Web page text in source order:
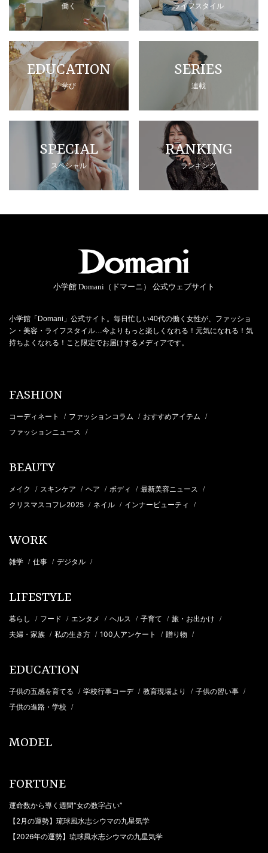
働く ライフスタイル
EDUCATION
学び
SERIES
連載
SPECIAL
スペシャル
RANKING
ランキング
小学館 Domani（ドマーニ） 公式ウェブサイト
小学館「Domani」公式サイト。毎日忙しい40代の働く女性が、ファッショ
ン・美容・ライフスタイル…今よりもっと楽しくなれる！元気になれる！気
持ちよくなれる！こと限定でお届けするメディアです。
FASHION
コーディネート / ファッションコラム / おすすめアイテム /
ファッションニュース /
BEAUTY
メイク / スキンケア / ヘア / ボディ / 最新美容ニュース /
クリスマスコフレ2025 / ネイル / インナービューティ /
WORK
雑学 / 仕事 / デジタル /
LIFESTYLE
暮らし / フード / エンタメ / ヘルス / 子育て / 旅・お出かけ /
夫婦・家族 / 私の生き方 / 100人アンケート / 贈り物 /
EDUCATION
子供の五感を育てる / 学校行事コーデ / 教育現場より / 子供の習い事 /
子供の進路・学校 /
MODEL
FORTUNE
運命数から導く週間“女の数字占い”
【2月の運勢】琉球風水志シウマの九星気学
【2026年の運勢】琉球風水志シウマの九星気学